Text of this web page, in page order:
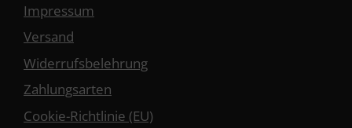
Impressum
Versand
Widerrufsbelehrung
Zahlungsarten
Cookie-Richtlinie (EU)